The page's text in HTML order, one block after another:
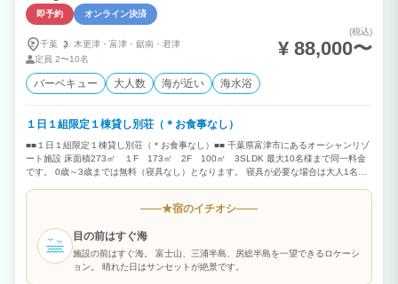
即予約 オンライン決済
千葉 木更津・ 富津・ 鋸南・ 君津
定員 2〜10名
(税込)
¥ 88,000〜
バーベキュー 大人数 海が近い 海水浴
１日１組限定１棟貸し別荘（＊お食事なし）
■■１日１組限定１棟貸し別荘（＊お食事なし）■■ 千葉県富津市にあるオーシャンリゾ
ート施設 床面積273㎡ １F 173㎡ 2F 100㎡ 3SLDK 最大10名様まで同一料金
です。 0歳～3歳までは無料（寝具なし）となります。 寝具が必要な場合は大人1名と
望できるロケーション 富士山を望むことが出来る海岸線 オーシャンビューを染める夕
れたこの場所で非日常な時間を過ごしていただける空間をご用意させていただきまし
た。 １F 36帖のリビングダイニングキッチンのワンフロア構成でそのままオープンテ
ラスへ。こちらでBBQを楽しんでいただけます。 ２F 寝室3部屋をご用意させていただ
きました。お風呂からは三浦半島、富士山を眺望できます。 ■■オプションのご案内■■
★宿のイチオシ
目の前はすぐ海
施設の前はすぐ海。 富士山、三浦半島、房総半島を一望できるロケーシ
ョン。 晴れた日はサンセットが絶景です。